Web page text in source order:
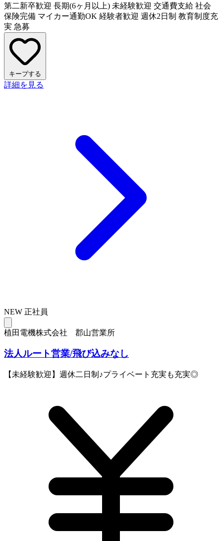
第二新卒歓迎 長期(6ヶ月以上) 未経験歓迎 交通費支給 社会
保険完備 マイカー通勤OK 経験者歓迎 週休2日制 教育制度充
実 急募
キープする
詳細を見る
NEW 正社員
植田電機株式会社 郡山営業所
法人ルート営業/飛び込みなし
【未経験歓迎】週休二日制♪プライベート充実も充実◎